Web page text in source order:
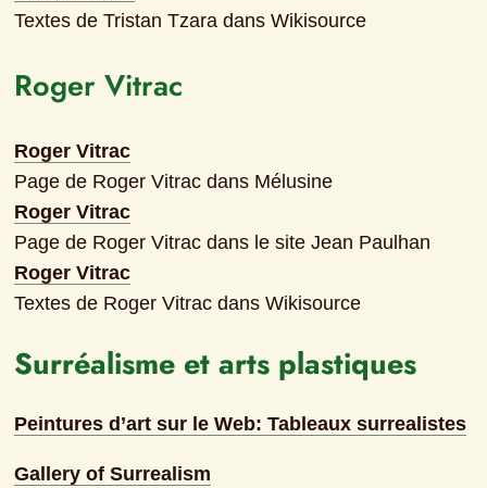
Textes de Tristan Tzara dans Wikisource
Roger Vitrac
Roger Vitrac
Page de Roger Vitrac dans Mélusine
Roger Vitrac
Page de Roger Vitrac dans le site Jean Paulhan
Roger Vitrac
Textes de Roger Vitrac dans Wikisource
Surréalisme et arts plastiques
Peintures d’art sur le Web: Tableaux surrealistes
Gallery of Surrealism